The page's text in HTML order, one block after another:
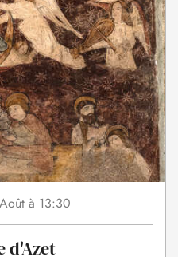
Août à 13:30
d'Azet